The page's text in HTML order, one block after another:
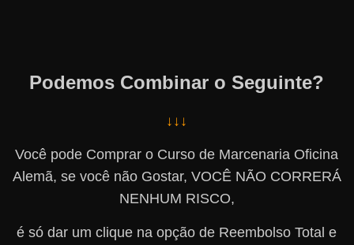
Podemos Combinar o Seguinte?
↓↓↓
Você pode Comprar o Curso de Marcenaria Oficina
Alemã, se você não Gostar, VOCÊ NÃO CORRERÁ
NENHUM RISCO,
é só dar um clique na opção de Reembolso Total e